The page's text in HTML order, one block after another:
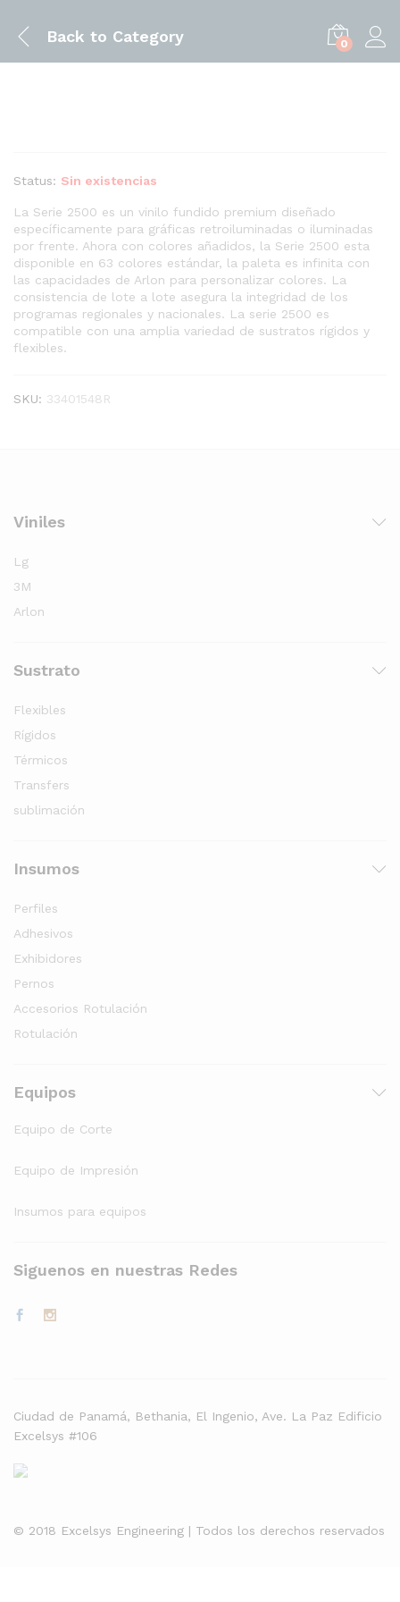
Back to Category 0
Status: Sin existencias
La Serie 2500 es un vinilo fundido premium diseñado
específicamente para gráficas retroiluminadas o iluminadas
por frente. Ahora con colores añadidos, la Serie 2500 esta
disponible en 63 colores estándar, la paleta es infinita con
las capacidades de Arlon para personalizar colores. La
consistencia de lote a lote asegura la integridad de los
programas regionales y nacionales. La serie 2500 es
compatible con una amplia variedad de sustratos rígidos y
flexibles.
SKU: 33401548R
Viniles
Lg
3M
Arlon
Sustrato
Flexibles
Rígidos
Térmicos
Transfers
sublimación
Insumos
Perfiles
Adhesivos
Exhibidores
Pernos
Accesorios Rotulación
Rotulación
Equipos
Equipo de Corte
Equipo de Impresión
Insumos para equipos
Siguenos en nuestras Redes
© 2018 Excelsys Engineering | Todos los derechos reservados
Ciudad de Panamá, Bethania, El Ingenio, Ave. La Paz Edificio
Excelsys #106